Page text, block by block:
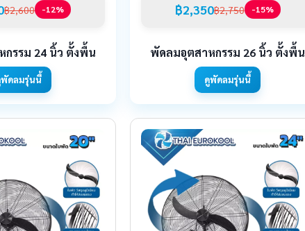
฿2,600 -12%
รรม 24 นิ้ว ตั้งพื้น
ดลมรุ่นนี้
฿2,350฿2,750 -15%
พัดลมอุตสาหกรรม 26 นิ้ว ตั้งพื้น
ดูพัดลมรุ่นนี้